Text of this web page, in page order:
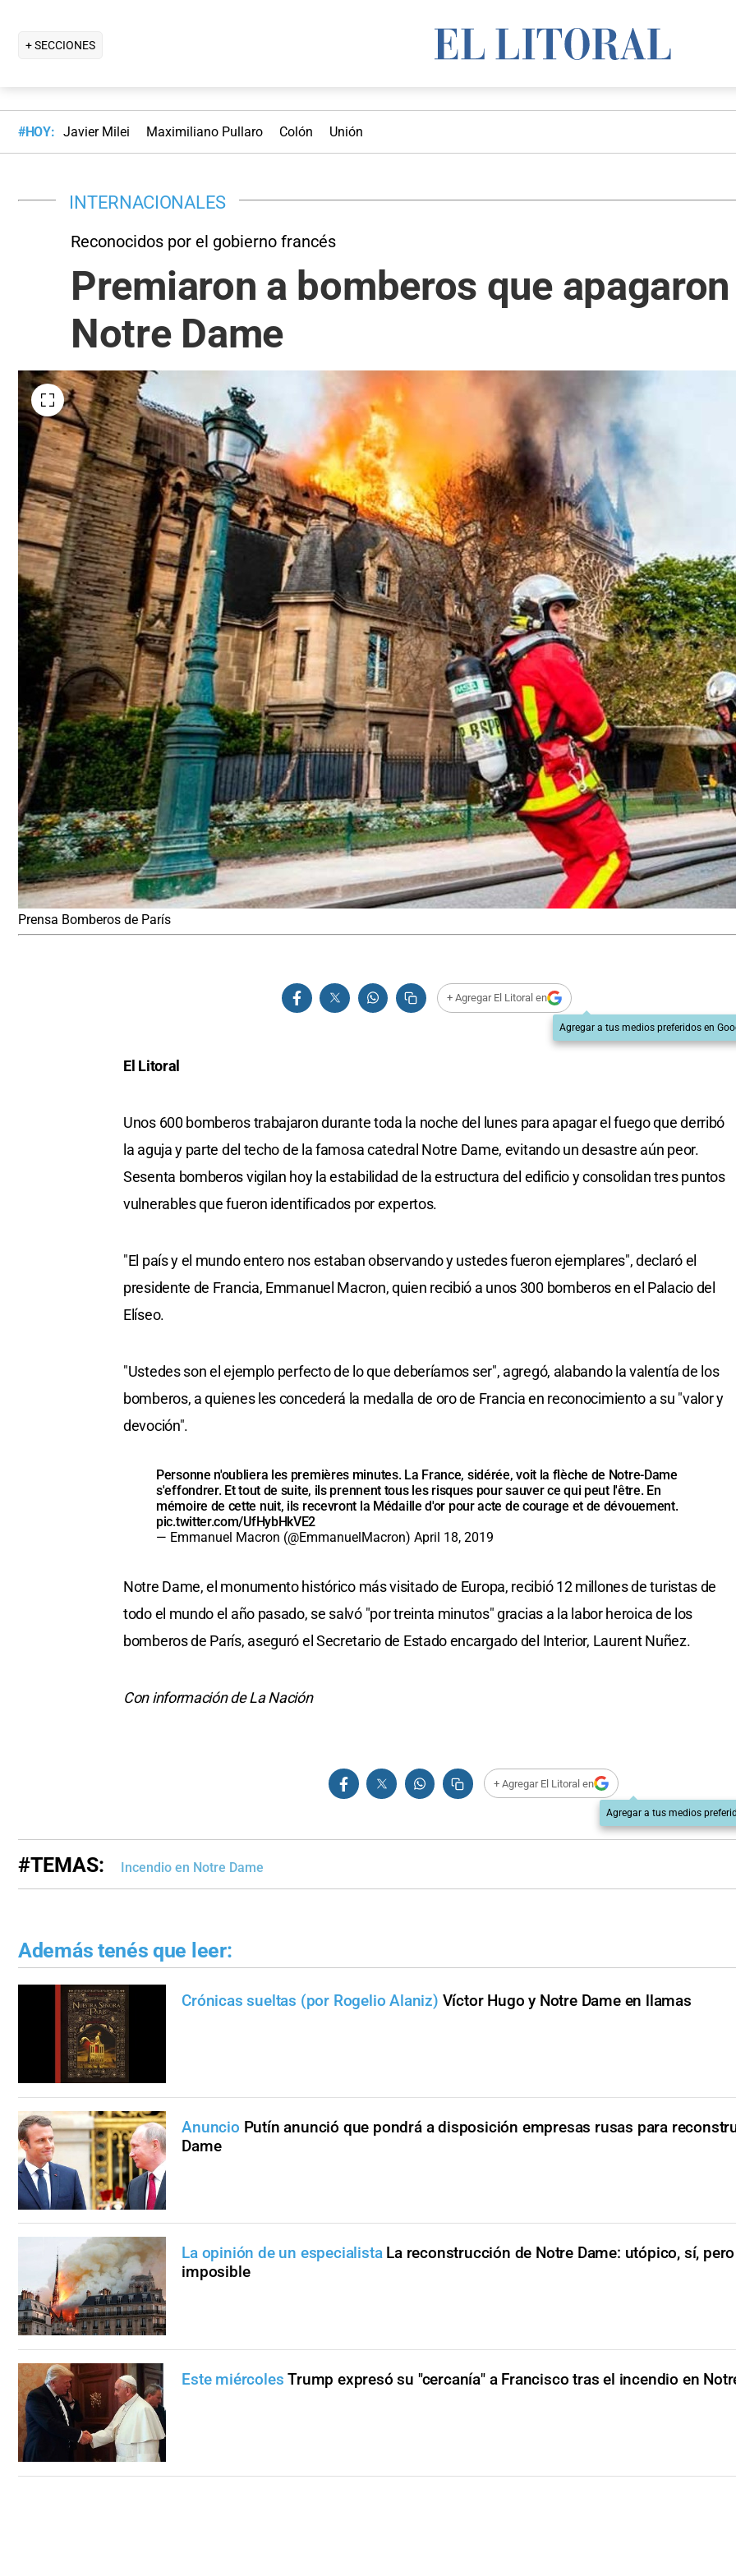
+ SECCIONES
#HOY: Javier Milei Maximiliano Pullaro Colón Unión
INTERNACIONALES
Reconocidos por el gobierno francés
Premiaron a bomberos que
Notre Dame
Prensa Bomberos de París
+ Agregar El Litoral en
Agregar a tus medios preferidos en
El Litoral
Unos 600 bomberos trabajaron durante toda la noche del lunes para apagar el fuego que derribó
la aguja y parte del techo de la famosa catedral Notre Dame, evitando un desastre aún peor.
Sesenta bomberos vigilan hoy la estabilidad de la estructura del edificio y consolidan tres puntos
vulnerables que fueron identificados por expertos.
"El país y el mundo entero nos estaban observando y ustedes fueron ejemplares", declaró el
presidente de Francia, Emmanuel Macron, quien recibió a unos 300 bomberos en el Palacio del
Elíseo.
"Ustedes son el ejemplo perfecto de lo que deberíamos ser", agregó, alabando la valentía de los
bomberos, a quienes les concederá la medalla de oro de Francia en reconocimiento a su "valor y
devoción".
Personne n'oubliera les premières minutes. La France, sidérée, voit la flèche de Notre-Dame
s'effondrer. Et tout de suite, ils prennent tous les risques pour sauver ce qui peut l'être. En
mémoire de cette nuit, ils recevront la Médaille d'or pour acte de courage et de dévouement.
pic.twitter.com/UfHybHkVE2
— Emmanuel Macron (@EmmanuelMacron) April 18, 2019
Notre Dame, el monumento histórico más visitado de Europa, recibió 12 millones de turistas de
todo el mundo el año pasado, se salvó "por treinta minutos" gracias a la labor heroica de los
bomberos de París, aseguró el Secretario de Estado encargado del Interior, Laurent Nuñez.
Con información de La Nación
+ Agregar El Litoral en
Agregar a tus medios
#TEMAS: Incendio en Notre Dame
Además tenés que leer:
Crónicas sueltas (por Rogelio Alaniz) Víctor Hugo y Notre Dame en llamas
Anuncio Putín anunció que pondrá a disposición empresas rusas para
Dame
La opinión de un especialista La reconstrucción de Notre Dame: utópico, sí,
imposible
Este miércoles Trump expresó su "cercanía" a Francisco tras el incendio en